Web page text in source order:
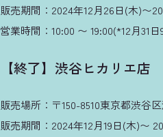
販売期間：2024年12月26日(木)〜
営業時間：10:00 〜 19:00(*12月31
【終了】渋谷ヒカリエ店
販売場所：〒150-8510東京都渋谷
販売期間：2024年12月19日(木)〜